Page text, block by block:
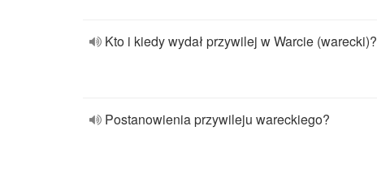
Kto i kiedy wydał przywilej w Warcie (warecki)?
Postanowienia przywileju wareckiego?